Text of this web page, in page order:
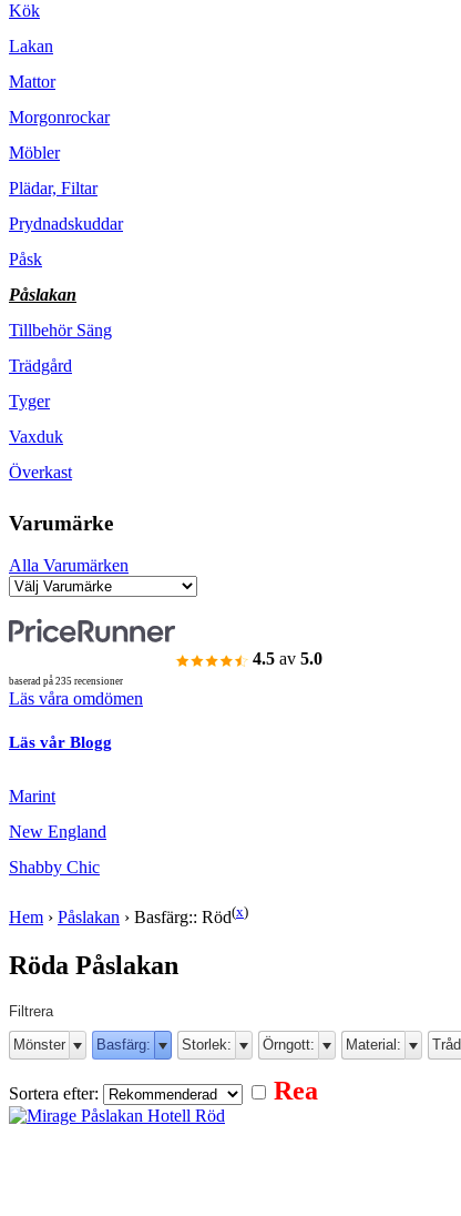
Kök
Lakan
Mattor
Morgonrockar
Möbler
Plädar, Filtar
Prydnadskuddar
Påsk
Påslakan
Tillbehör Säng
Trädgård
Tyger
Vaxduk
Överkast
Varumärke
Alla Varumärken
4.5 av 5.0
baserad på 235 recensioner
Läs våra omdömen
Läs vår Blogg
Marint
New England
Shabby Chic
Hem › Påslakan › Basfärg:: Röd(x)
Röda Påslakan
Filtrera
Mönster
Basfärg: Storlek: Örngott: Material:
Sortera efter: Rea